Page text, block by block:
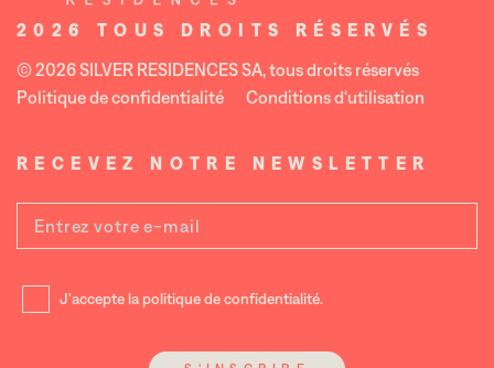
2026 TOUS DROITS RÉSERVÉS
©2026SILVER RESIDENCES SA, tous droits réservés
Politique de confidentialité
Conditions d'utilisation
RECEVEZ NOTRE NEWSLETTER
J'accepte la politique de confidentialité.